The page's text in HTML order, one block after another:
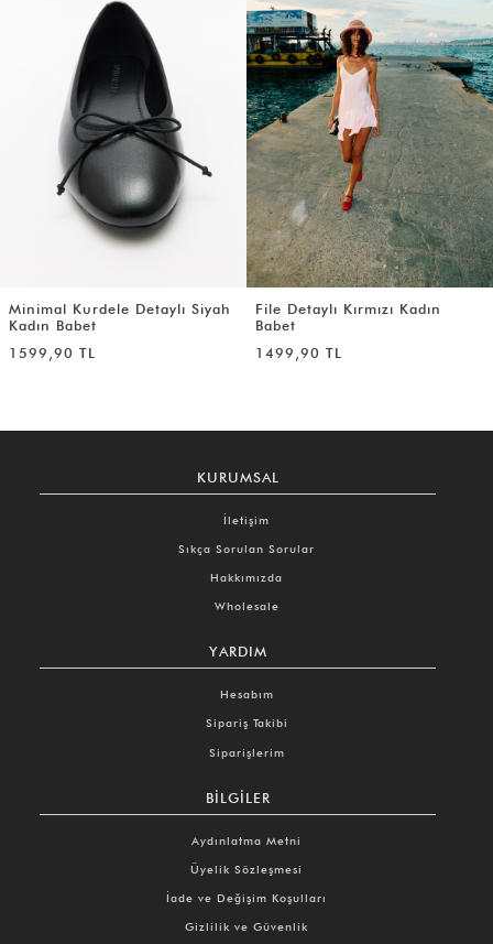
Minimal Kurdele Detaylı Siyah
Kadın Babet
1599,90 TL
File Detaylı Kırmızı Kadın
Babet
1499,90 TL
KURUMSAL
İletişim
Sıkça Sorulan Sorular
Hakkımızda
Wholesale
YARDIM
Hesabım
Sipariş Takibi
Siparişlerim
BILGILER
Aydınlatma Metni
Üyelik Sözleşmesi
İade ve Değişim Koşulları
Gizlilik ve Güvenlik